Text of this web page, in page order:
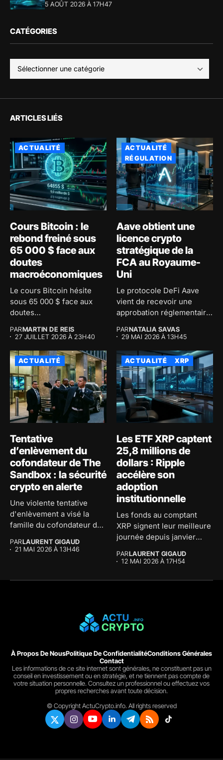
5 AOÛT 2026 À 17H47
CATÉGORIES
ARTICLES LIÉS
ACTUALITÉ
Cours Bitcoin : le
rebond freiné sous
65 000 $ face aux
doutes
macroéconomiques
Le cours Bitcoin hésite
sous 65 000 $ face aux
doutes
PARMARTIN DE REIS
27 JUILLET 2026 À 23H40
ACTUALITÉ
RÉGULATION
Aave obtient une
licence crypto
stratégique de la
FCA au Royaume-
Uni
Le protocole DeFi Aave
vient de recevoir une
approbation réglementaire
PARNATALIA SAVAS
29 MAI 2026 À 13H45
ACTUALITÉ
Tentative
d’enlèvement du
cofondateur de The
Sandbox : la sécurité
crypto en alerte
Une violente tentative
d'enlèvement a visé la
famille du cofondateur de
PARLAURENT GIGAUD
21 MAI 2026 À 13H46
ACTUALITÉ XRP
Les ETF XRP captent
25,8 millions de
dollars : Ripple
accélère son
adoption
institutionnelle
Les fonds au comptant
XRP signent leur meilleure
journée depuis janvier
PARLAURENT GIGAUD
12 MAI 2026 À 17H54
À Propos De NousPolitique De ConfidentialitéConditions Générales
Contact
Les informations de ce site internet sont générales, ne constituent pas un
conseil en investissement ou en stratégie, et ne tiennent pas compte de
votre situation personnelle. Consultez un professionnel ou effectuez vos
propres recherches avant toute décision.
© Copyright ActuCrypto.info. All rights reserved